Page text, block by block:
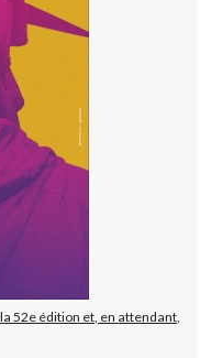
52e édition et, en attendant,